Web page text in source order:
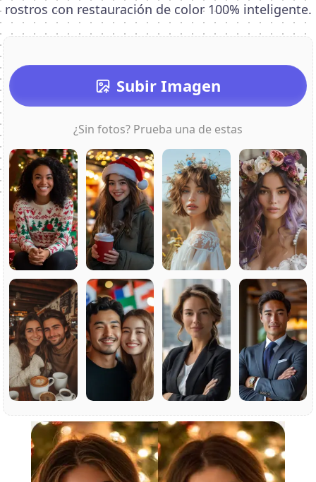
rostros con restauración de color 100% inteligente.
Subir Imagen
¿Sin fotos? Prueba una de estas